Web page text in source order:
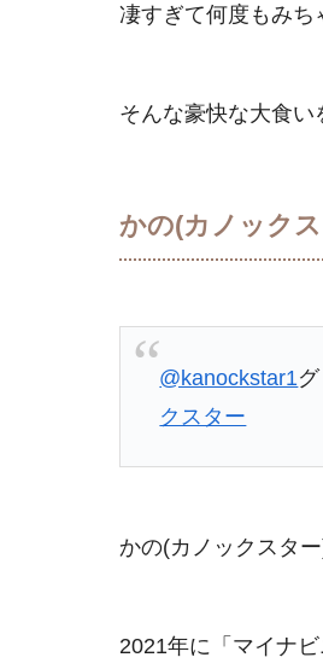
凄すぎて何度もみち
そんな豪快な大食い
かの(カノック
@kanockstar1
クスター
かの(カノックスタ
2021年に「マイナ